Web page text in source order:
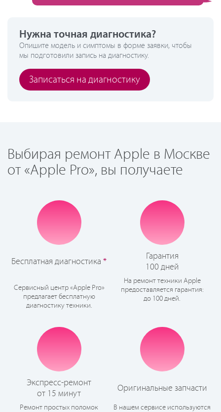
Нужна точная диагностика?
Опишите модель и симптомы в форме заявки, чтобы
мы подготовили запись на диагностику.
Записаться на диагностику
Выбирая ремонт Apple в Москве
от «Apple Pro», вы получаете
Бесплатная диагностика *
Сервисный центр «Apple Pro»
предлагает бесплатную
диагностику техники.
Гарантия
100 дней
На ремонт техники Apple
предоставляется гарантия:
до 100 дней.
Экспресс-ремонт
от 15 минут
Ремонт простых поломок
Оригинальные запчасти
В нашем сервисе используются